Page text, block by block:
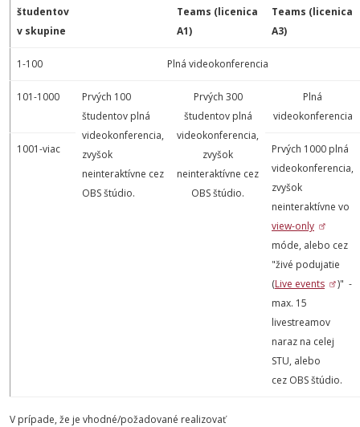
študentov
v skupine
Teams (licenica
A1)
Teams (licenica
A3)
1-100 Plná videokonferencia
101-1000
Prvých 100
študentov plná
videokonferencia,
zvyšok
neinteraktívne cez
OBS štúdio.
Prvých 300
študentov plná
videokonferencia,
zvyšok
neinteraktívne cez
OBS štúdio.
Plná
videokonferencia
1001-viac
Prvých 1000 plná
videokonferencia,
zvyšok
neinteraktívne vo
view-only
móde, alebo cez
"živé podujatie
(Live events
)" -
max. 15
livestreamov
naraz na celej
STU, alebo
cez OBS štúdio.
V prípade, že je vhodné/požadované realizovať